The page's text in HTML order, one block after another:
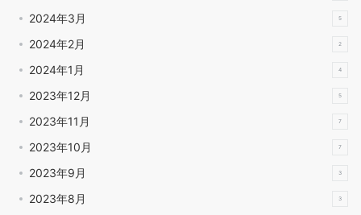
2024年3月 5
2024年2月 2
2024年1月 4
2023年12月 5
2023年11月 7
2023年10月 7
2023年9月 3
2023年8月 3